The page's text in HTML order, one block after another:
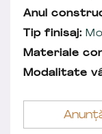
Anul
Tip finisaj:
Materiale
Modalitate